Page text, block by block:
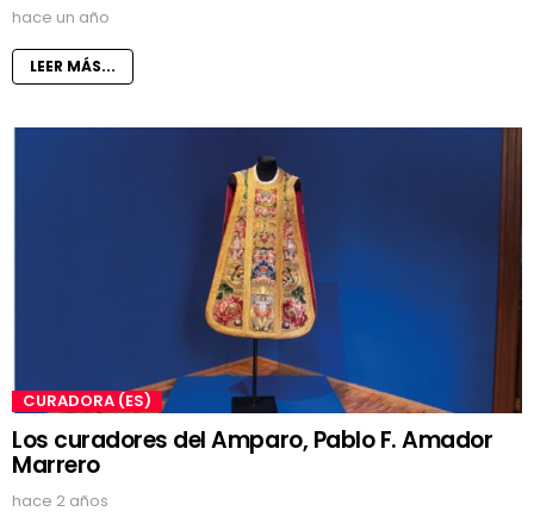
hace un año
LEER MÁS...
CURADORA (ES)
Los curadores del Amparo, Pablo F. Amador
Marrero
hace 2 años